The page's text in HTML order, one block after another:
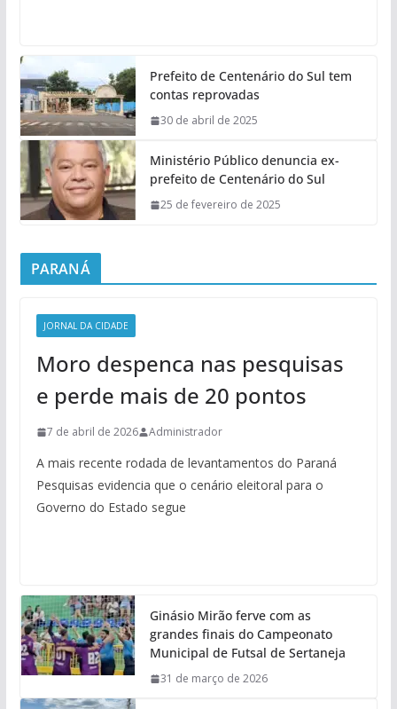
Prefeito de Centenário do Sul tem
contas reprovadas
30 de abril de 2025
Ministério Público denuncia ex-
prefeito de Centenário do Sul
25 de fevereiro de 2025
PARANÁ
JORNAL DA CIDADE
Moro despenca nas pesquisas
e perde mais de 20 pontos
7 de abril de 2026 Administrador
A mais recente rodada de levantamentos do Paraná
Pesquisas evidencia que o cenário eleitoral para o
Governo do Estado segue
Ginásio Mirão ferve com as
grandes finais do Campeonato
Municipal de Futsal de Sertaneja
31 de março de 2026